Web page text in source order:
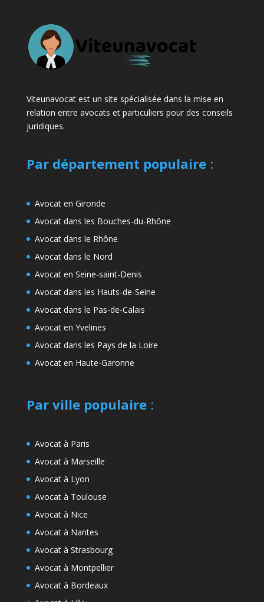
Viteunavocat est un site spécialisée dans la mise en
relation entre avocats et particuliers pour des conseils
juridiques.
Par département populaire:
Avocat en Gironde
Avocat dans les Bouches-du-Rhône
Avocat dans le Rhône
Avocat dans le Nord
Avocat en Seine-saint-Denis
Avocat dans les Hauts-de-Seine
Avocat dans le Pas-de-Calais
Avocat en Yvelines
Avocat dans les Pays de la Loire
Avocat en Haute-Garonne
Par ville populaire:
Avocat à Paris
Avocat à Marseille
Avocat à Lyon
Avocat à Toulouse
Avocat à Nice
Avocat à Nantes
Avocat à Strasbourg
Avocat à Montpellier
Avocat à Bordeaux